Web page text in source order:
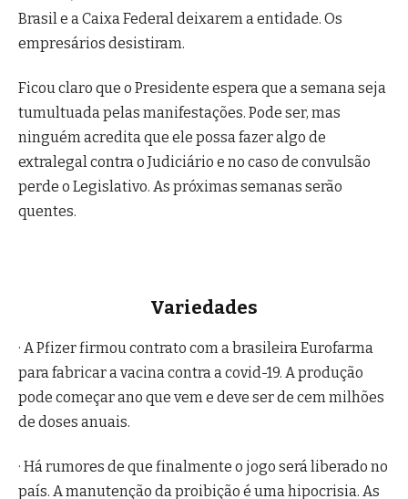
Brasil e a Caixa Federal deixarem a entidade. Os
empresários desistiram.
Ficou claro que o Presidente espera que a semana seja
tumultuada pelas manifestações. Pode ser, mas
ninguém acredita que ele possa fazer algo de
extralegal contra o Judiciário e no caso de convulsão
perde o Legislativo. As próximas semanas serão
quentes.
Variedades
· A Pfizer firmou contrato com a brasileira Eurofarma
para fabricar a vacina contra a covid-19. A produção
pode começar ano que vem e deve ser de cem milhões
de doses anuais.
· Há rumores de que finalmente o jogo será liberado no
país. A manutenção da proibição é uma hipocrisia. As